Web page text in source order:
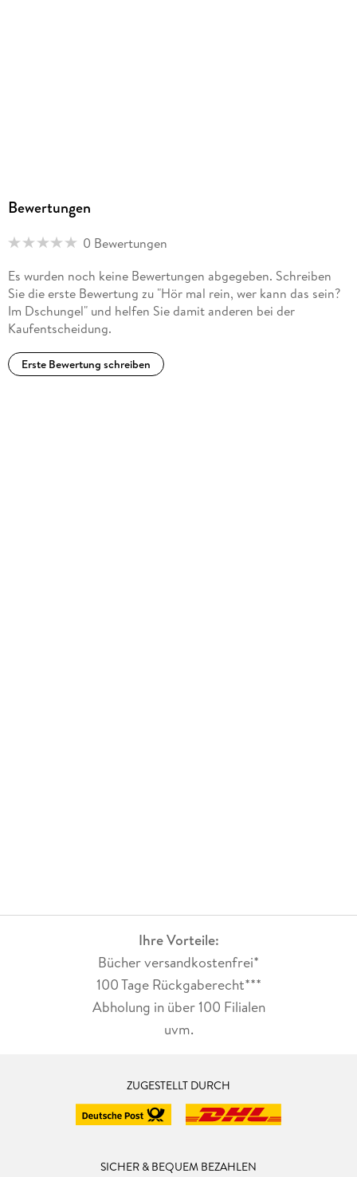
Bewertungen
0 Bewertungen
Es wurden noch keine Bewertungen abgegeben. Schreiben
Sie die erste Bewertung zu "Hör mal rein, wer kann das sein?
Im Dschungel" und helfen Sie damit anderen bei der
Kaufentscheidung.
Erste Bewertung schreiben
Ihre Vorteile:
Bücher versandkostenfrei*
100 Tage Rückgaberecht***
Abholung in über 100 Filialen
uvm.
ZUGESTELLT DURCH
SICHER & BEQUEM BEZAHLEN